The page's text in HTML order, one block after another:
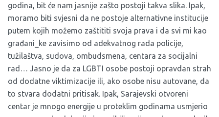
godina, bit će nam jasnije zašto postoji takva slika. Ipak,
moramo biti svjesni da ne postoje alternativne institucije
putem kojih možemo zaštititi svoja prava i da svi mi kao
građani_ke zavisimo od adekvatnog rada policije,
tužilaštva, sudova, ombudsmena, centara za socijalni
rad… Jasno je da za LGBTI osobe postoji opravdan strah
od dodatne viktimizacije ili, ako osobe nisu autovane, da
to stvara dodatni pritisak. Ipak, Sarajevski otvoreni
centar je mnogo energije u proteklim godinama usmjerio